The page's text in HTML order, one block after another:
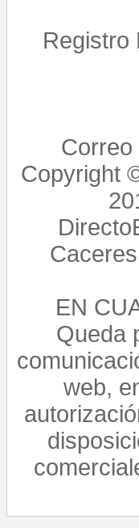
Registro
Copyright
EN
Queda
web,